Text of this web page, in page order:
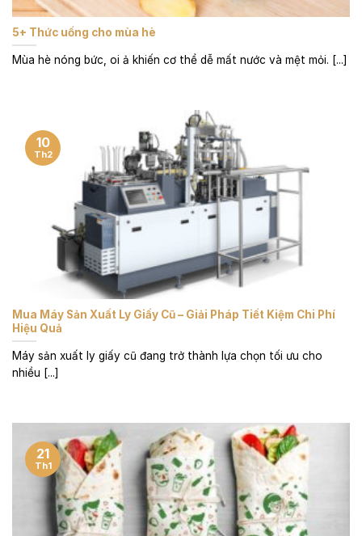
5+ Thức uống cho mùa hè
Mùa hè nóng bức, oi ả khiến cơ thể dễ mất nước và mệt mỏi. [...]
Mua Máy Sản Xuất Ly Giấy Cũ – Giải Pháp Tiết Kiệm Chi Phí
Hiệu Quả
Máy sản xuất ly giấy cũ đang trở thành lựa chọn tối ưu cho
nhiều [...]
10
Th2
21
Th1